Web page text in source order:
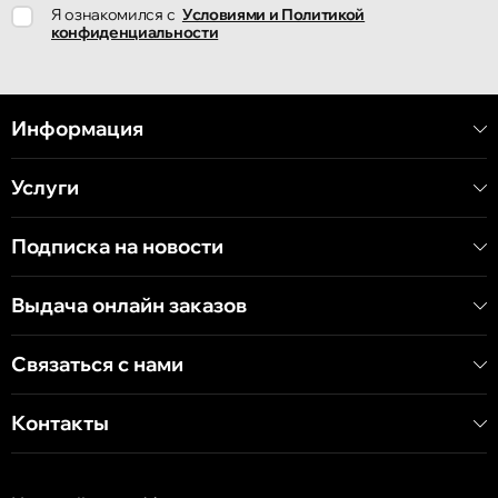
улица Ион Крянгэ, 78
Кишинёв
Хынчештское шоссе, 60/4
бульвар Дечебал, 139
Я ознакомился с Условиями и Политикой
конфиденциальности
Информация
Услуги
Подписка на новости
Выдача онлайн заказов
Связаться с нами
Контакты